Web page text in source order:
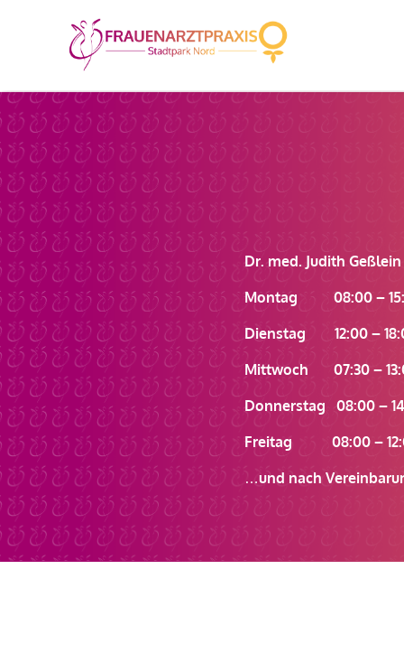
Dr. med. Judith Geßlein
Montag 08:00 –
Dienstag 12:00 –
Mittwoch 07:30 –
Donnerstag 08:00 –
Freitag 08:00 –
…und nach